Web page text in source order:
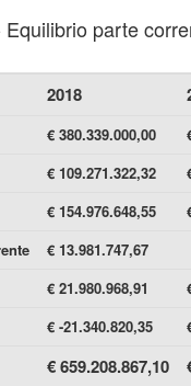
parte
2018
€ 380.339.000,00
€ 109.271.322,32
€ 154.976.648,55
€ 13.981.747,67
€ 21.980.968,91
€ -21.340.820,35
€ 659.208.867,10